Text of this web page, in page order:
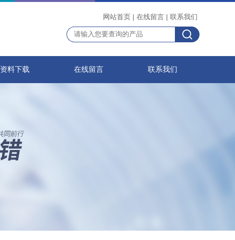
网站首页 | 在线留言 | 联系我们
资料下载 在线留言 联系我们